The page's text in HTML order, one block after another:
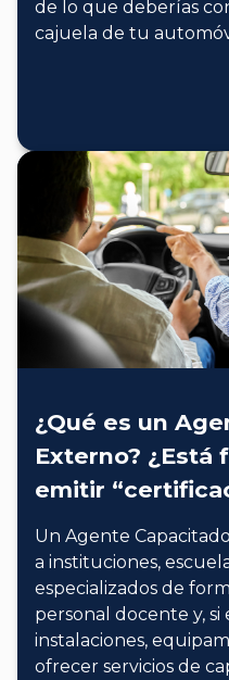
de lo que deberías
cajuela de tu
¿Qué es un
Externo? ¿Está
emitir
Un Agente
a instituciones,
especializados de
personal docente y, si
instalaciones,
ofrecer servicios de